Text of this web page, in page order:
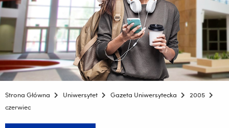
Strona Główna Uniwersytet Gazeta Uniwersytecka
2005
czerwiec